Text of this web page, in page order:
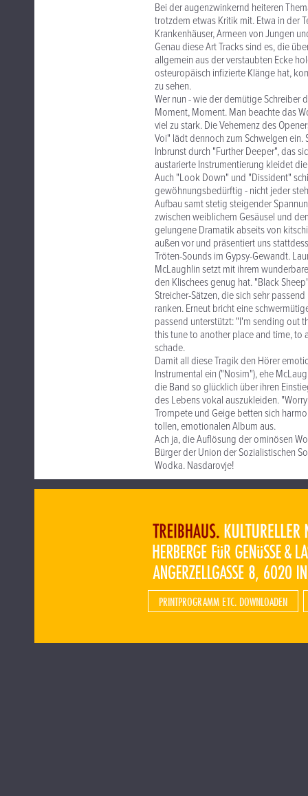
Bei der augenzwinkernd heiteren
trotzdem etwas Kritik mit. Etwa in der
Krankenhäuser, Armeen von Jungen
Genau diese Art Tracks sind es, die
allgemein aus der verstaubten Ecke
osteuropäisch infizierte Klänge hat,
zu sehen.
Wer nun - wie der demütige Schreiber
Moment, Moment. Man beachte das
viel zu stark. Die Vehemenz des
Voi" lädt dennoch zum Schwelgen
Inbrunst durch "Further Deeper", das
austarierte Instrumentierung kleidet
Auch "Look Down" und "Dissident"
gewöhnungsbedürftig - nicht jeder
Aufbau samt stetig steigender
zwischen weiblichem Gesäusel und
gelungene Dramatik abseits von
außen vor und präsentiert uns
Tröten-Sounds im Gypsy-Gewandt.
McLaughlin setzt mit ihrem
den Klischees genug hat. "Black
Streicher-Sätzen, die sich sehr
ranken. Erneut bricht eine
passend unterstützt: "I'm sending out
this tune to another place and time, to
schade.
Damit all diese Tragik den Hörer
Instrumental ein ("Nosim"), ehe
die Band so glücklich über ihren
des Lebens vokal auszukleiden.
Trompete und Geige betten sich
tollen, emotionalen Album aus.
Ach ja, die Auflösung der ominösen
Bürger der Union der Sozialistischen
Wodka. Nasdarovje!
PRINTPROGRAMM ETC. DOWNLOADEN